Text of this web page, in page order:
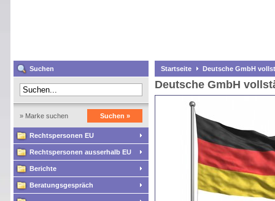
Suchen
» Marke suchen Suchen »
Rechtspersonen EU
Rechtspersonen ausserhalb EU
Berichte
Beratungsgespräch
Startseite Deutsche GmbH
Deutsche GmbH